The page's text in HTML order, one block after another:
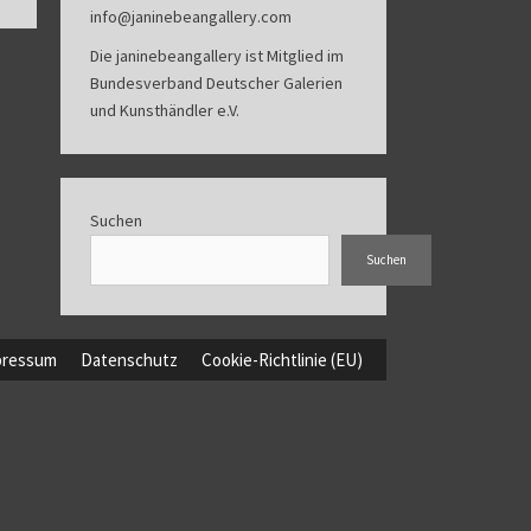
info@janinebeangallery.com
Die janinebeangallery ist Mitglied im
Bundesverband Deutscher Galerien
und Kunsthändler e.V.
Suchen
Suchen
Datenschutz Cookie-Richtlinie (EU)